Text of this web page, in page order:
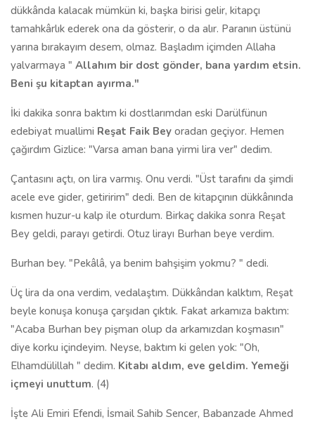
dükkânda kalacak mümkün ki, başka birisi gelir, kitapçı
tamahkârlık ederek ona da gösterir, o da alır. Paranın üstünü
yarına bırakayım desem, olmaz. Başladım içimden Allaha
yalvarmaya " Allahım bir dost gönder, bana yardım etsin.
Beni şu kitaptan ayırma."
İki dakika sonra baktım ki dostlarımdan eski Darülfünun
edebiyat muallimi Reşat Faik Bey oradan geçiyor. Hemen
çağırdım Gizlice: "Varsa aman bana yirmi lira ver" dedim.
Çantasını açtı, on lira varmış. Onu verdi. "Üst tarafını da şimdi
acele eve gider, getiririm" dedi. Ben de kitapçının dükkânında
kısmen huzur-u kalp ile oturdum. Birkaç dakika sonra Reşat
Bey geldi, parayı getirdi. Otuz lirayı Burhan beye verdim.
Burhan bey. "Pekâlâ, ya benim bahşişim yokmu? " dedi.
Üç lira da ona verdim, vedalaştım. Dükkândan kalktım, Reşat
beyle konuşa konuşa çarşıdan çıktık. Fakat arkamıza baktım:
"Acaba Burhan bey pişman olup da arkamızdan koşmasın"
diye korku içindeyim. Neyse, baktım ki gelen yok: "Oh,
Elhamdülillah " dedim. Kitabı aldım, eve geldim. Yemeği
içmeyi unuttum. (4)
İşte Ali Emiri Efendi, İsmail Sahib Sencer, Babanzade Ahmed